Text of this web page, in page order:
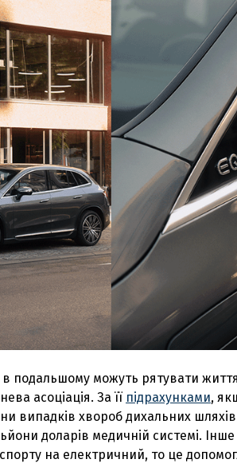
в подальшому можуть рятувати
асоціація. За її підрахунками,
випадків хвороб дихальних
доларів медичній системі. Інше
на електричний, то це